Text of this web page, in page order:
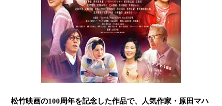
松竹映画の100周年を記念した作品で、人気作家・原田マハ